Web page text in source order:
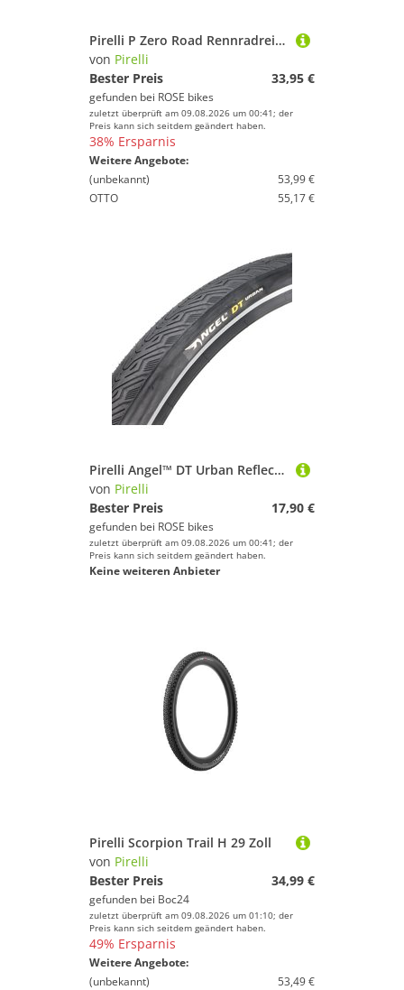
Pirelli P Zero Road Rennradreifen
von Pirelli
Bester Preis
33,95 €
gefunden bei ROSE bikes
zuletzt überprüft am 09.08.2026 um 00:41; der
Preis kann sich seitdem geändert haben.
38% Ersparnis
Weitere Angebote:
(unbekannt)
53,99 €
OTTO
55,17 €
Pirelli Angel™ DT Urban Reflective Drahtreifen (47-622/28x1.75")
von Pirelli
Bester Preis
17,90 €
gefunden bei ROSE bikes
zuletzt überprüft am 09.08.2026 um 00:41; der
Preis kann sich seitdem geändert haben.
Keine weiteren Anbieter
Pirelli Scorpion Trail H 29 Zoll
von Pirelli
Bester Preis
34,99 €
gefunden bei Boc24
zuletzt überprüft am 09.08.2026 um 01:10; der
Preis kann sich seitdem geändert haben.
49% Ersparnis
Weitere Angebote:
(unbekannt)
53,49 €